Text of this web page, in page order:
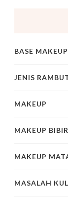
BASE MAKEUP
JENIS
MAKEUP
MAKEUP BIBIR
MAKEUP
MASALAH